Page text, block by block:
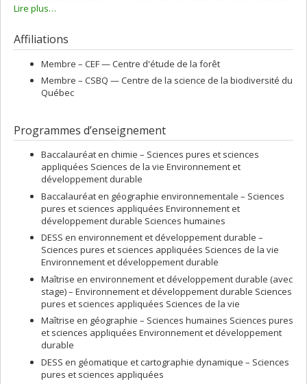
la Colombie pour m’installer au Canada et commencer un doctorat
complexes à l’université Simon Fraser (
Suzana Dragicevic (SAMLab). Dans cette thèse j'ai abordé le sujet
de la modélisation spatiale et temporelle des épidémies des
insectes et leurs comportements complexes. À la suite de
l'obtention de mon doctorat en 2011, j'ai entrepris mes études de
post doctorat à l’Université de la Colombie-Britannique (2011) et
questions liées à la relation spatiale et temporelle entre les
changements d’indicateurs indirects de la biodiversité et du
changement climatique.
Lire plus…
Affiliations
Membre – CEF — Centre d'étude de la forêt
Membre – CSBQ — Centre de la science de la biodiversité du
Québec
Programmes d’enseignement
Baccalauréat en chimie – Sciences pures et sciences
appliquées Sciences de la vie Environnement et
développement durable
Baccalauréat en géographie environnementale – Sciences
pures et sciences appliquées Environnement et
développement durable Sciences humaines
DESS en environnement et développement durable –
Sciences pures et sciences appliquées Sciences de la vie
Environnement et développement durable
Maîtrise en environnement et développement durable (avec
stage) – Environnement et développement durable Sciences
pures et sciences appliquées Sciences de la vie
Maîtrise en géographie – Sciences humaines Sciences pures
et sciences appliquées Environnement et développement
durable
DESS en géomatique et cartographie dynamique – Sciences
pures et sciences appliquées